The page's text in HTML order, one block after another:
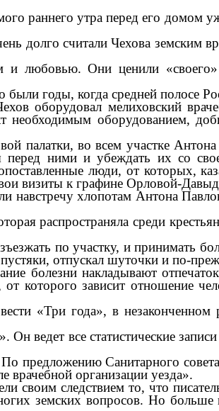
раннего утра перед его домом
долго считали Чехова земским
любовью. Они ценили «своего»
годы, когда средней полосе
оборудовал мелиховский
необходимым оборудованием,
палатки, во всем участке
перед ними и убеждать их со
люди, от которых,
визиты к графине Орловой-
хлопотам Антона
распространяла среди
по участку, и принимать
отпускал шуточки и по-
болезни накладывают отпечаток
которого зависит отношение
«Три года», в незаконченном
ведет все статистические
предложению Санитарного
врачебной организации уезда».
своим следствием то, что
земских вопросов. Но больше